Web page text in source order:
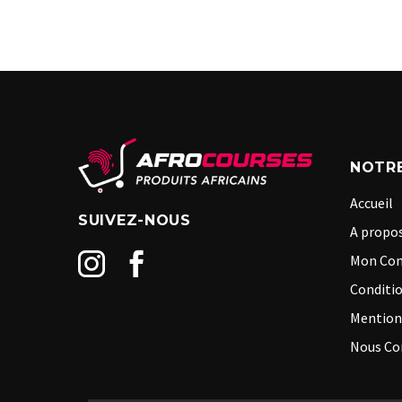
SUIVEZ-NOUS
Accueil
A
Mon
Nous